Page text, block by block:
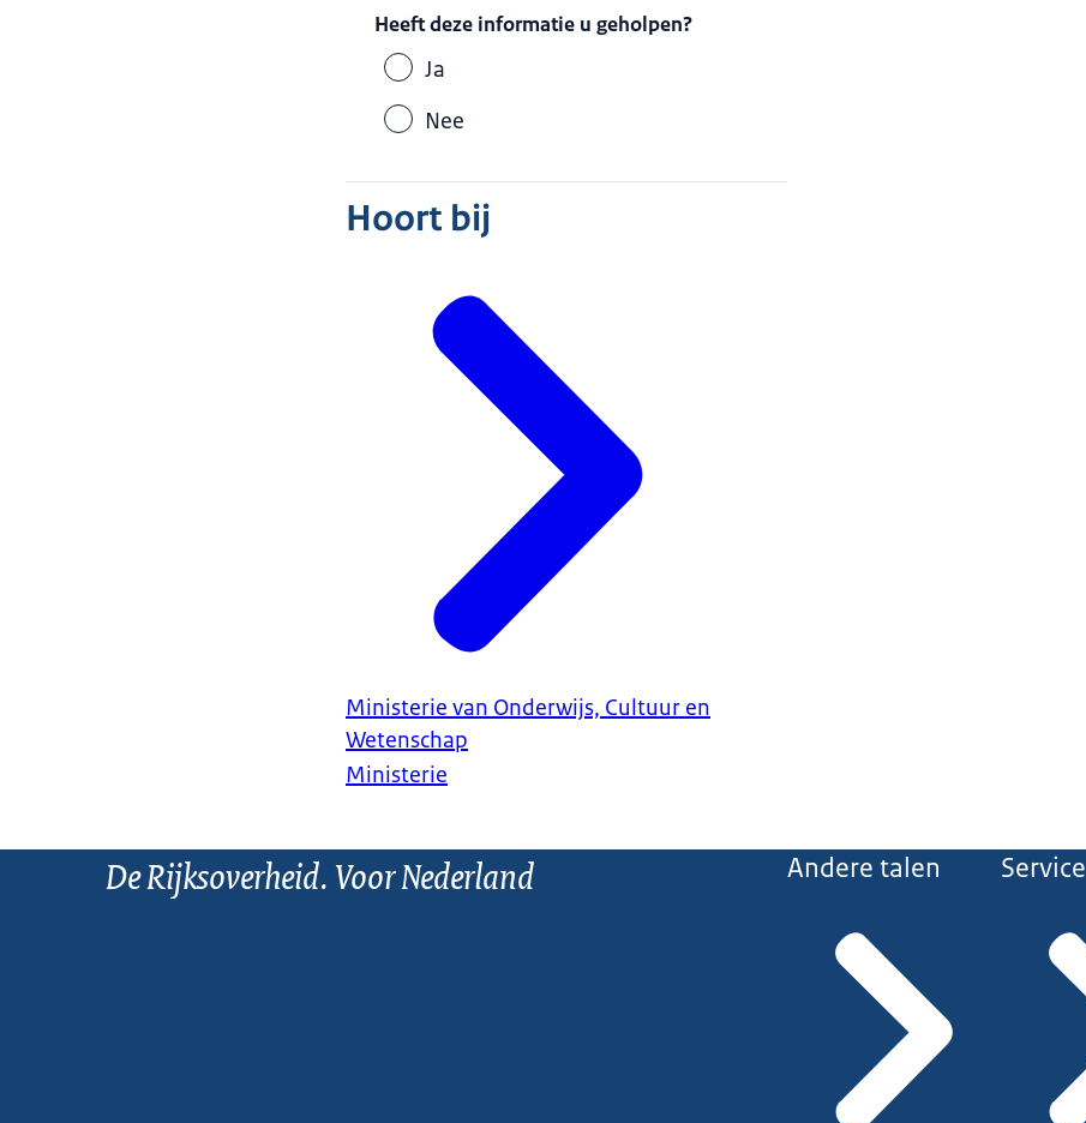
Heeft deze informatie u geholpen?
Ja
Nee
Hoort bij
Ministerie van Onderwijs, Cultuur en
Wetenschap
Ministerie
De Rijksoverheid. Voor Nederland Andere talen Service